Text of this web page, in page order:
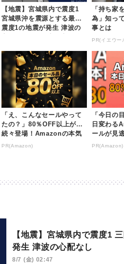
【地震】宮城県内で震度1
宮城県沖を震源とする最大
震度1の地震が発生 津波の
「持ち家
為」知っ
事とは
PR(イエウー
「え、こんなセールやって
たの？」80％OFF以上が
続々登場！Amazonの本気
が凄すぎる
PR(Amazon)
「今日の
日変わる
ールが見
PR(Amazon)
【地震】宮城県内で震度1
発生 津波の心配なし
8/7 (金) 02:47